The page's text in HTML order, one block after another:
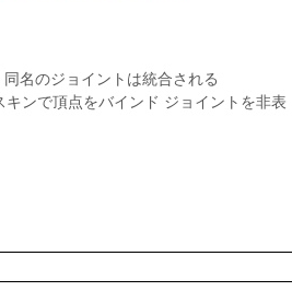
名のジョイントは統合される
ンで頂点をバインド ジョイントを非表